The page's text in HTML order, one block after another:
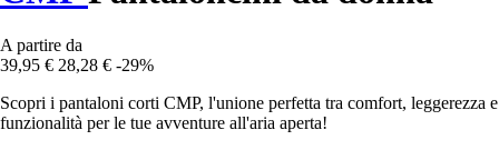
A partire da
39,95 € 28,28 € -29%
Scopri i pantaloni corti CMP, l'unione perfetta tra comfort, leggerezza e
funzionalità per le tue avventure all'aria aperta!